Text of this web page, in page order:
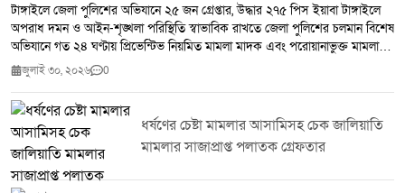
টাঙ্গাইলে জেলা পুলিশের অভিযানে ২৫ জন গ্রেপ্তার, উদ্ধার ২৭৫ পিস ইয়াবা টাঙ্গাইলে
অপরাধ দমন ও আইন-শৃঙ্খলা পরিস্থিতি স্বাভাবিক রাখতে জেলা পুলিশের চলমান বিশেষ
অভিযানে গত ২৪ ঘণ্টায় প্রিভেন্টিভ নিয়মিত মামলা মাদক এবং পরোয়ানাভুক্ত মামলায়
মোট ২৫ জনকে গ্রেপ্তার করা হয়েছে।জেলা পুলিশ সূত্র জানায় সম্মানিত পুলিশ সুপারের
নির্দেশনায় জেলার সকল থানা ও ইউনিটের ইনচার্জদের নেতৃত্বে পরিচালিত এ অভিযানে
২৭৫ পিস ইয়াবা উদ্ধার করা হয়। একই সঙ্গে ৭ জন মাদক ব্যবসায়ীকে গ্রেপ্তার করা
হয়েছে।টাঙ্গাইল জেলা পুলিশ জানিয়েছে মাদক,সন্ত্রাস ও অন্যান্য অপরাধ দমনে এ
ধরনের অভিযান অব্যাহত থাকবে। অপরাধ নিয়ন্ত্রণে জনগণের সহযোগিতা কামনা করে
পুলিশ সবাইকে অপরাধ ও অপরাধীদের বিষয়ে তথ্য দিয়ে আইন-শৃঙ্খলা রক্ষায় সহায়তা
করার আহ্বান জানিয়েছে।
জুলাই ৩০, ২০২৬ 0
ধর্ষণের চেষ্টা মামলার আসামিসহ চেক জালিয়াতি
মামলার সাজাপ্রাপ্ত পলাতক গ্রেফতার